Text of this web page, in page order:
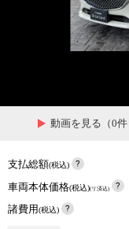
動画を見る（0件
支払総額(税込)
車両本体価格(税込)(リ済込)
諸費用(税込)